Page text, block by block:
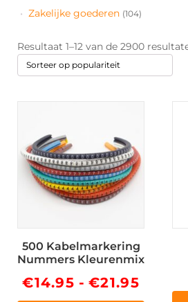
Zakelijke goederen (104)
Resultaat 1–12 van de 2900
500 Kabelmarkering
Nummers Kleurenmix
€14.95 - €21.95
heeft
meerdere
variaties.
Deze
gekozen
worden
op